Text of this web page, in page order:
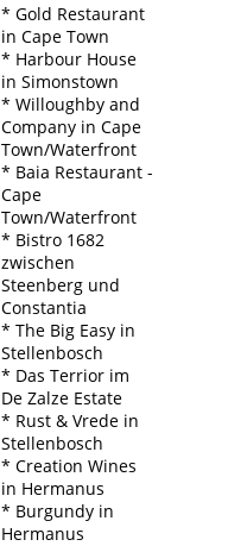
* Gold Restaurant
in Cape Town
* Harbour House
in Simonstown
* Willoughby and
Company in Cape
Town/Waterfront
* Baia Restaurant -
Cape
Town/Waterfront
* Bistro 1682
zwischen
Steenberg und
Constantia
* The Big Easy in
Stellenbosch
* Das Terrior im
De Zalze Estate
* Rust & Vrede in
Stellenbosch
* Creation Wines
in Hermanus
* Burgundy in
Hermanus